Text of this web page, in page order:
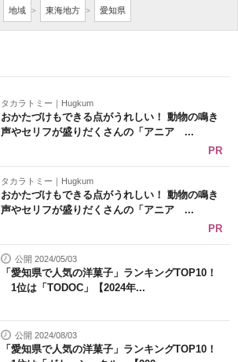
地域 > 東海地方 > 愛知県
タカラトミー｜Hugkum
おかたづけもできる点がうれしい！ 動物の鳴き
声やセリフが盛りだくさんの「アニア ...
PR
タカラトミー｜Hugkum
おかたづけもできる点がうれしい！ 動物の鳴き
声やセリフが盛りだくさんの「アニア ...
PR
公開 2024/05/03
「愛知県で人気の洋菓子」ランキングTOP10！
1位は「TODOC」【2024年...
公開 2024/08/03
「愛知県で人気の洋菓子」ランキングTOP10！